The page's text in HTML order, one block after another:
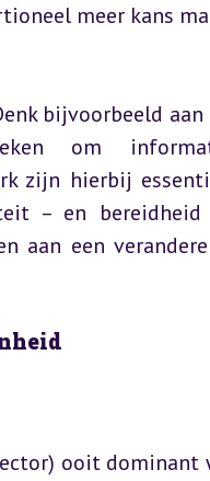
meer kans
bijvoorbeeld aan
om
zijn hierbij
– en
aan een
ooit dominant